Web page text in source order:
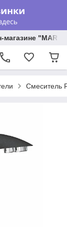
"MARY
Смеситель